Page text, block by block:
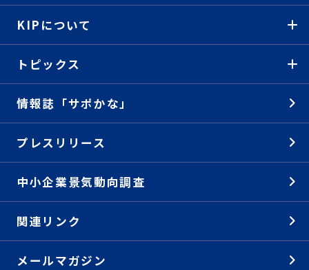
KIPについて
トピックス
情報誌「サポかな」
プレスリリース
中小企業景気動向調査
関連リンク
メールマガジン